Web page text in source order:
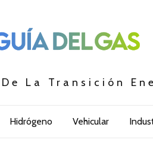
La Transición
Hidrógeno Vehicular